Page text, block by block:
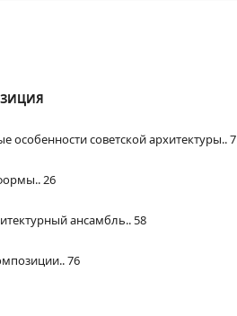
советской архитектуры.. 7
26
ансамбль.. 58
76